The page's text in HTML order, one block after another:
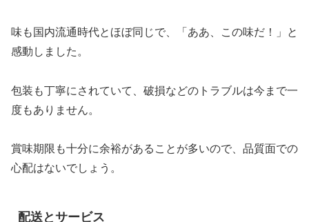
味も国内流通時代とほぼ同じで、「ああ、この味だ！」と
感動しました。
包装も丁寧にされていて、破損などのトラブルは今まで一
度もありません。
賞味期限も十分に余裕があることが多いので、品質面での
心配はないでしょう。
配送とサービス